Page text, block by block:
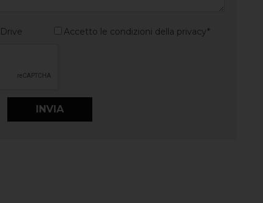
Accetto le condizioni della privacy*